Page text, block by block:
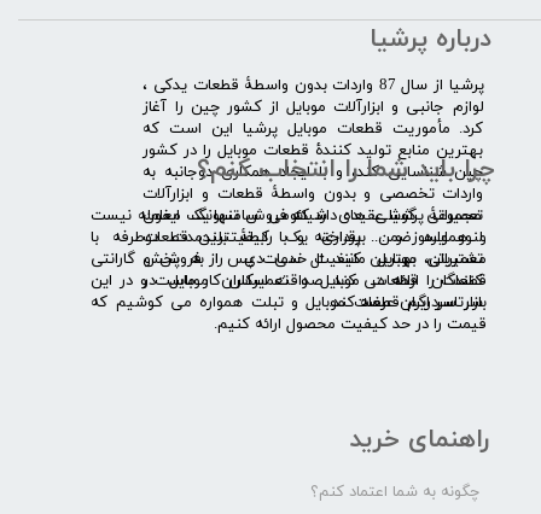
درباره پرشیا
​پرشیا از سال 87 واردات بدون واسطۀ قطعات یدکی ،
لوازم جانبی و ابزارآلات موبایل از کشور چین را آغاز
کرد. مأموریت قطعات موبایل پرشیا این است که
بهترین منابع تولید کنندۀ قطعات موبایل را در کشور
چین شناسایی کند، و با ایجاد همکاری دوجانبه به
واردات تخصصی و بدون واسطۀ قطعات و ابزارآلات
تعمیراتی گوشی های شیائومی سامسونگ ایفون
لنوو ایسوز و .... پرداخته و با کیفیت­ترین قطعات
تعمیراتی موبایل مانند ال سی دی را به پخش
کنندگان قطعات موبایل و تعمیرکاران موبایل در
سرتاسر ایران عرضه کند.
راهنمای خرید
چگونه به شما اعتماد کنم؟
چرا باید شما را انتخاب کنم؟
​​ ​مجموعۀ پرشیا عقیده دارد که فروش تنها یک معامله نیست
و همواره ضمن برقراری یک رابطۀ بلندمدت دوطرفه با
مشتریان، بهترین کیفیت خدمات پس از فروش و گارانتی
قطعات را ارائه می­ کند. صداقت اساس کار ماست و در این
بازار سردرگم قطعات موبایل و تبلت همواره می کوشیم که
قیمت را در حد کیفیت محصول ارائه کنیم.